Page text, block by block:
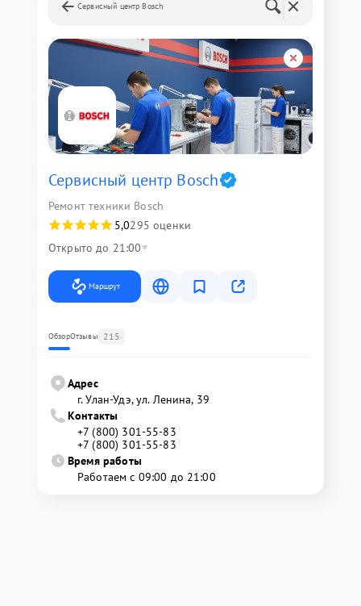
Сервисный центр Bosch
Сервисный центр Bosch
Ремонт техники Bosch
5,0295 оценки
Открыто до 21:00
Маршрут
ОбзорОтзывы 215
Адрес
г. Улан-Удэ, ул. Ленина, 39
Контакты
+7 (800) 301-55-83
+7 (800) 301-55-83
Время работы
Работаем с 09:00 до 21:00